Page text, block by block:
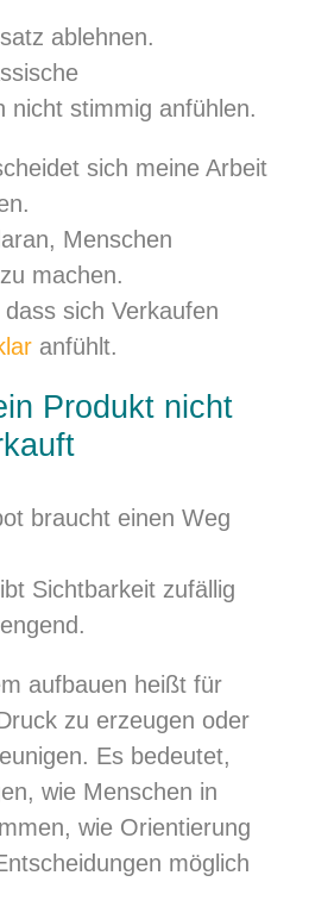
ablehnen.
nicht stimmig anfühlen.
sich meine Arbeit
Menschen
machen.
sich Verkaufen
anfühlt.
Produkt nicht
braucht einen Weg
Sichtbarkeit zufällig
aufbauen heißt für
zu erzeugen oder
Es bedeutet,
wie Menschen in
wie Orientierung
möglich